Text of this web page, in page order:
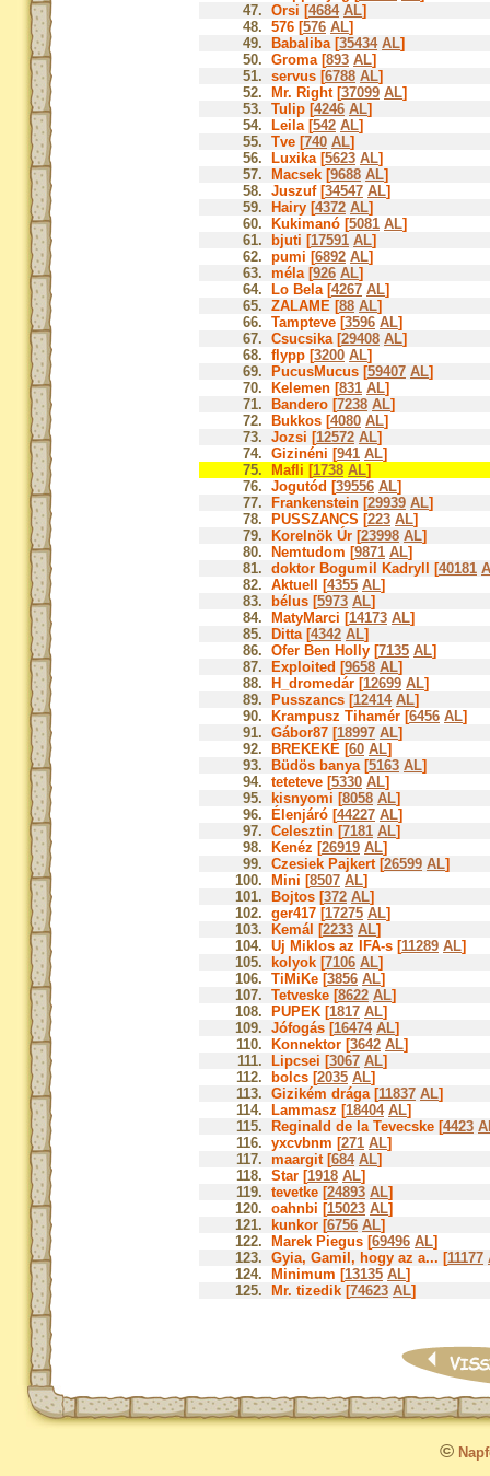
47. Orsi [4684 AL]
48. 576 [576 AL]
49.
Babaliba [35434 AL]
50. Groma [893 AL]
51. servus [6788 AL]
52.
Mr. Right [37099 AL]
53. Tulip [4246 AL]
54.
Leila [542 AL]
55. Tve [740 AL]
56.
Luxika [5623 AL]
57.
Macsek [9688 AL]
58. Juszuf [34547 AL]
59.
Hairy [4372 AL]
60.
Kukimanó [5081 AL]
61.
bjuti [17591 AL]
62. pumi [6892 AL]
63. méla [926 AL]
64.
Lo Bela [4267 AL]
65. ZALAME [88 AL]
66. Tampteve [3596 AL]
67. Csucsika [29408 AL]
68. flypp [3200 AL]
69.
PucusMucus [59407 AL]
70.
Kelemen [831 AL]
71.
Bandero [7238 AL]
72.
Bukkos [4080 AL]
73. Jozsi [12572 AL]
74. Gizinéni [941 AL]
75.
Mafli [1738 AL]
76. Jogutód [39556 AL]
77.
Frankenstein [29939 AL]
78.
PUSSZANCS [223 AL]
79.
Korelnök Úr [23998 AL]
80.
Nemtudom [9871 AL]
81. doktor Bogumil Kadryll [40181
82. Aktuell [4355 AL]
83.
bélus [5973 AL]
84.
MatyMarci [14173 AL]
85.
Ditta [4342 AL]
86. Ofer Ben Holly [7135 AL]
87.
Exploited [9658 AL]
88.
H_dromedár [12699 AL]
89.
Pusszancs [12414 AL]
90.
Krampusz Tihamér [6456 AL]
91. Gábor87 [18997 AL]
92.
BREKEKE [60 AL]
93.
Büdös banya [5163 AL]
94. teteteve [5330 AL]
95.
kisnyomi [8058 AL]
96.
Élenjáró [44227 AL]
97. Celesztin [7181 AL]
98.
Kenéz [26919 AL]
99. Czesiek Pajkert [26599 AL]
100.
Mini [8507 AL]
101.
Bojtos [372 AL]
102. ger417 [17275 AL]
103.
Kemál [2233 AL]
104. Uj Miklos az IFA-s [11289 AL]
105.
kolyok [7106 AL]
106. TiMiKe [3856 AL]
107. Tetveske [8622 AL]
108.
PUPEK [1817 AL]
109. Jófogás [16474 AL]
110.
Konnektor [3642 AL]
111.
Lipcsei [3067 AL]
112.
bolcs [2035 AL]
113. Gizikém drága [11837 AL]
114.
Lammasz [18404 AL]
115.
Reginald de la Tevecske [4423
116. yxcvbnm [271 AL]
117. maargit [684 AL]
118. Star [1918 AL]
119. tevetke [24893 AL]
120. oahnbi [15023 AL]
121.
kunkor [6756 AL]
122.
Marek Piegus [69496 AL]
123. Gyia, Gamil, hogy az a... [11177
124.
Minimum [13135 AL]
125.
Mr. tizedik [74623 AL]
©